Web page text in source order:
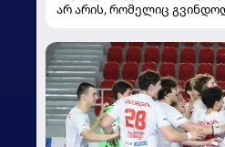
არ არის, რომელიც